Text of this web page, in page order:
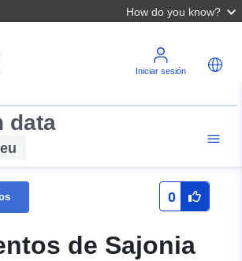
How do you know?
Iniciar sesión
data
0
de Sajonia